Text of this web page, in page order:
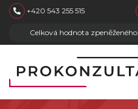
skip to main content
+420 543 255 515
Celková hodnota